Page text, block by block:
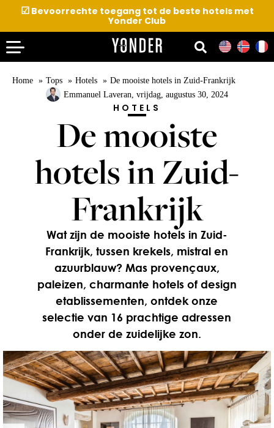
☑Bevoorrechte toegang tot de beste hotels met
Yonder Club
Home Tops Hotels
De mooiste hotels in Zuid-Frankrijk
Emmanuel Laveran , vrijdag, augustus 30, 2024
HOTELS
De mooiste
hotels in Zuid-
Frankrijk
Wat zijn de mooiste hotels in Zuid-
Frankrijk, tussen krekels, mistral en
azuurblauw? Mas provençaux,
paleizen, charmante hotels of design
etablissementen, ontdek onze
selectie van 16 prachtige adressen
onder de zuidelijke zon.